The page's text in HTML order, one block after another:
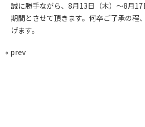
ハレハナについて
誠に勝手ながら、8月13日（木）～8月
期間とさせて頂きます。何卒ご了承の程
げます。
« prev